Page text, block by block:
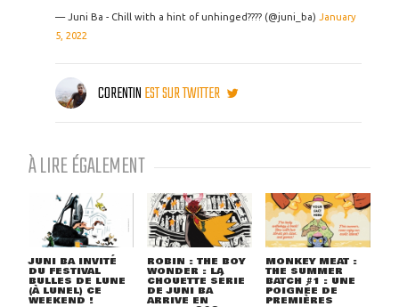
— Juni Ba - Chill with a hint of unhinged???? (@juni_ba) January
5, 2022
CORENTINEST SUR TWITTER
À LIRE ÉGALEMENT
JUNI BA INVITÉ
DU FESTIVAL
BULLES DE LUNE
(À LUNEL) CE
WEEKEND !
ROBIN : THE BOY
WONDER : LA
CHOUETTE SÉRIE
DE JUNI BA
ARRIVE EN
MONKEY MEAT :
THE SUMMER
BATCH #1 : UNE
POIGNÉE DE
PREMIÈRES